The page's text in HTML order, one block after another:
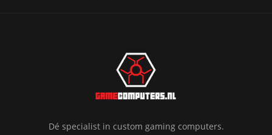
Dé specialist in custom gaming computers.